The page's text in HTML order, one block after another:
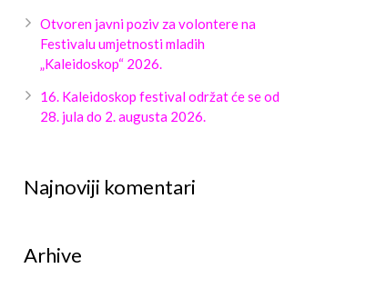
Otvoren javni poziv za volontere na
Festivalu umjetnosti mladih
„Kaleidoskop“ 2026.
16. Kaleidoskop festival održat će se od
28. jula do 2. augusta 2026.
Najnoviji komentari
Arhive